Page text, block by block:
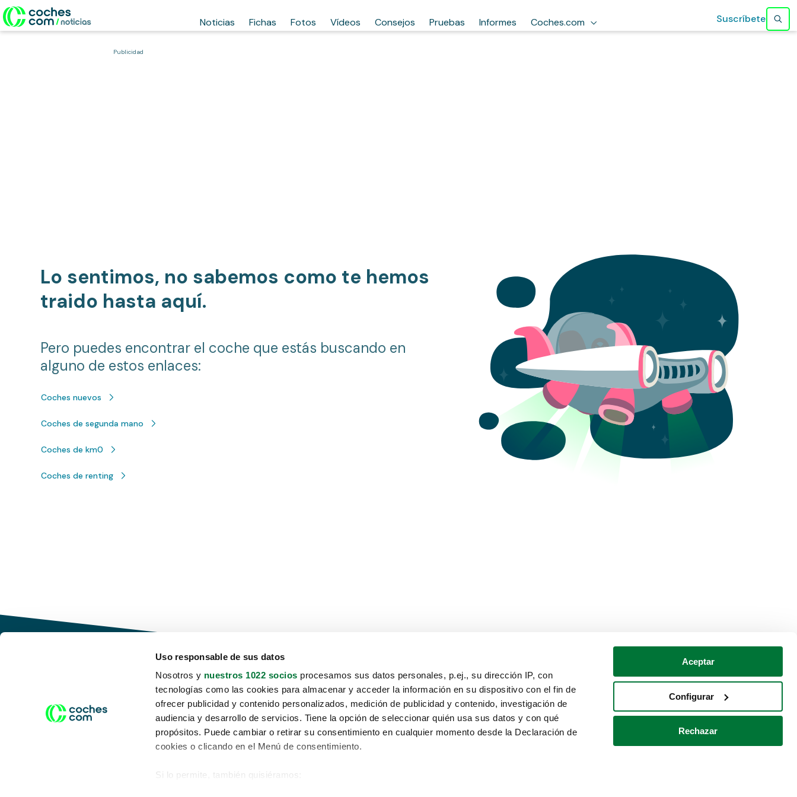
Uso responsable de sus datos
Nosotros y nuestros 1022 socios procesamos sus datos personales, p.ej., su dirección IP, con
tecnologías como las cookies para almacenar y acceder la información en su dispositivo con el fin de
ofrecer publicidad y contenido personalizados, medición de publicidad y contenido, investigación de
audiencia y desarrollo de servicios. Tiene la opción de seleccionar quién usa sus datos y con qué
propósitos. Puede cambiar o retirar su consentimiento en cualquier momento desde la Declaración de
cookies o clicando en el Menú de consentimiento.
Si lo permite, también quisiéramos:
Aceptar
Configurar
Rechazar
Noticias Fichas Fotos Vídeos Consejos Pruebas Informes Coches.com Suscríbete
Publicidad
Lo sentimos, no sabemos como te hemos
traido hasta aquí.
Pero puedes encontrar el coche que estás buscando en
alguno de estos enlaces:
Coches nuevos
Coches de segunda mano
Coches de km0
Coches de renting
Conduce tu futuro,
desata tu movilidad